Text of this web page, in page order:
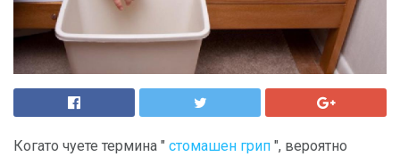
Когато чуете термина " стомашен грип ", вероятно